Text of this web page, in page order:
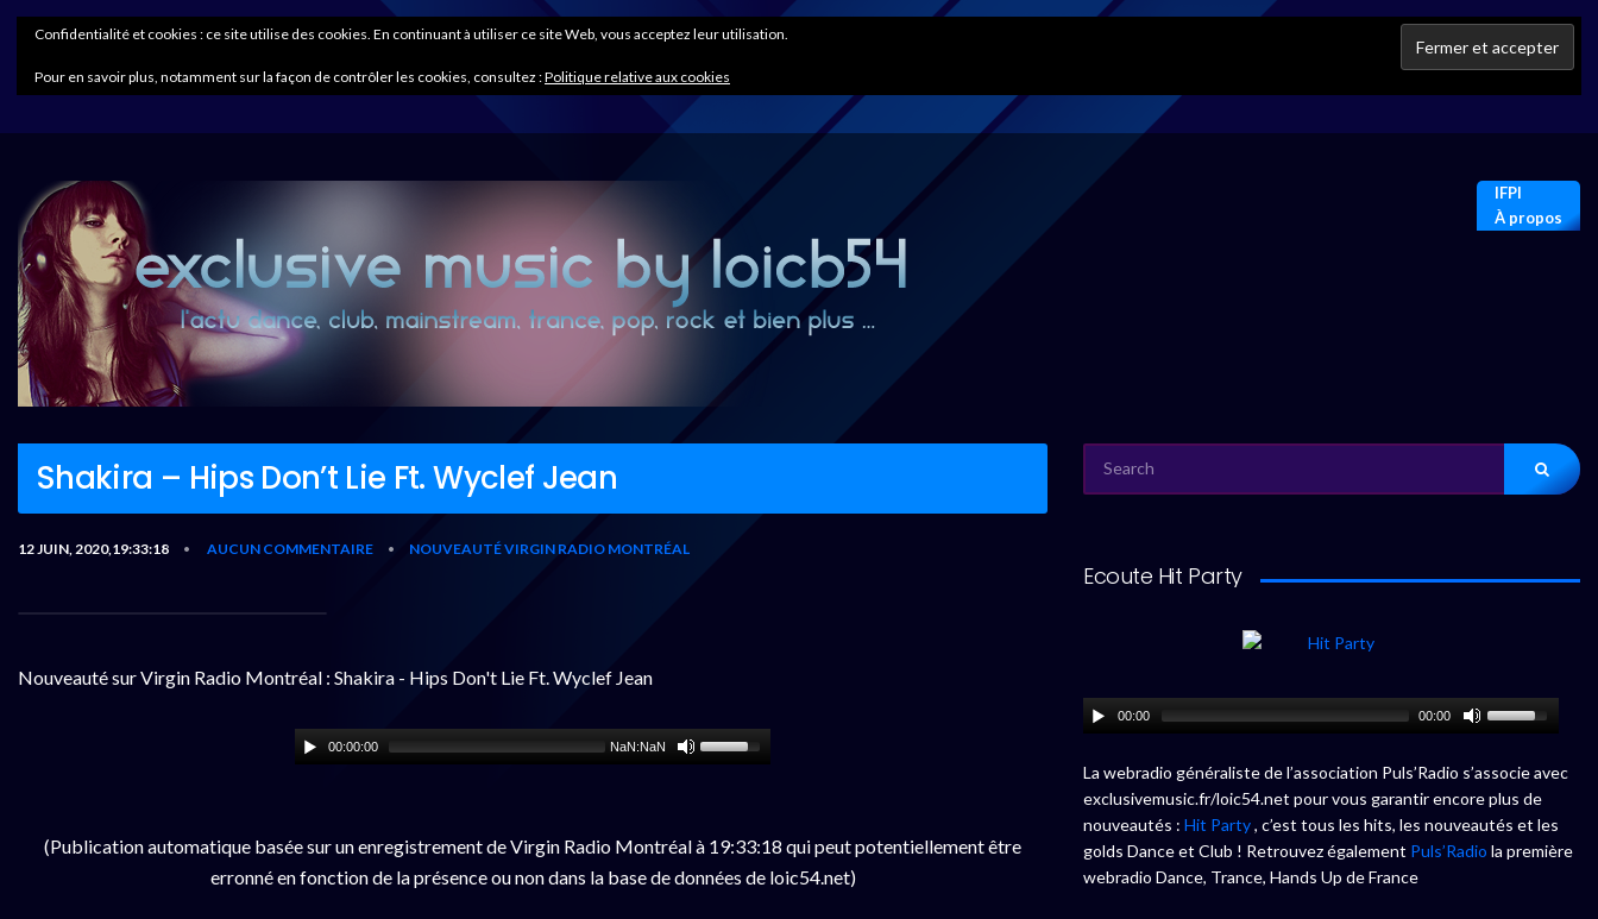
IFPI
À propos
Shakira – Hips Don’t Lie Ft. Wyclef Jean
12 JUIN, 2020,19:33:18 • AUCUN COMMENTAIRE • NOUVEAUTÉ VIRGIN RADIO MONTRÉAL
Nouveauté sur Virgin Radio Montréal : Shakira - Hips Don't Lie Ft. Wyclef Jean
00:00:00 NaN:NaN
(Publication automatique basée sur un enregistrement de Virgin Radio Montréal à 19:33:18 qui peut potentiellement être
erronné en fonction de la présence ou non dans la base de données de loic54.net)
FOR:
Ecoute Hit Party
00:00 00:00
La webradio généraliste de l’association Puls’Radio s’associe avec
exclusivemusic.fr/loic54.net pour vous garantir encore plus de
nouveautés : Hit Party, c’est tous les hits, les nouveautés et les
golds Dance et Club ! Retrouvez également Puls’Radio la première
webradio Dance, Trance, Hands Up de France
Confidentialité et cookies : ce site utilise des cookies. En continuant à utiliser ce site Web, vous acceptez leur utilisation.
Pour en savoir plus, notamment sur la façon de contrôler les cookies, consultez :Politique relative aux cookies